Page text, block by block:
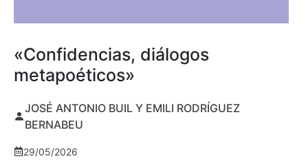
«Confidencias, diálogos
metapoéticos»
JOSÉ ANTONIO BUIL Y EMILI RODRÍGUEZ
BERNABEU
29/05/2026